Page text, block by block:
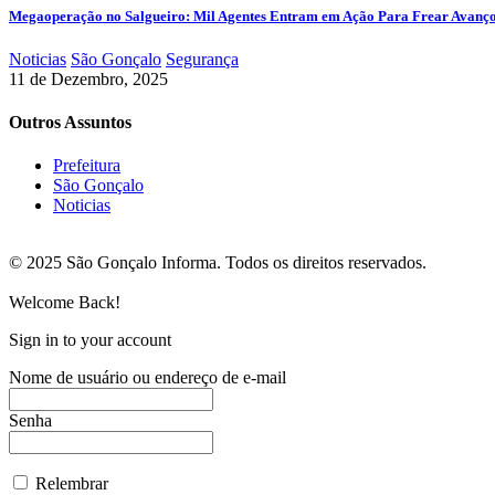
Megaoperação no Salgueiro: Mil Agentes Entram em Ação Para Frear
Noticias São Gonçalo Segurança
11 de Dezembro, 2025
Outros Assuntos
Prefeitura
São Gonçalo
Noticias
© 2025 São Gonçalo Informa. Todos os direitos reservados.
Welcome Back!
Sign in to your account
Nome de usuário ou endereço de e-mail
Senha
Relembrar